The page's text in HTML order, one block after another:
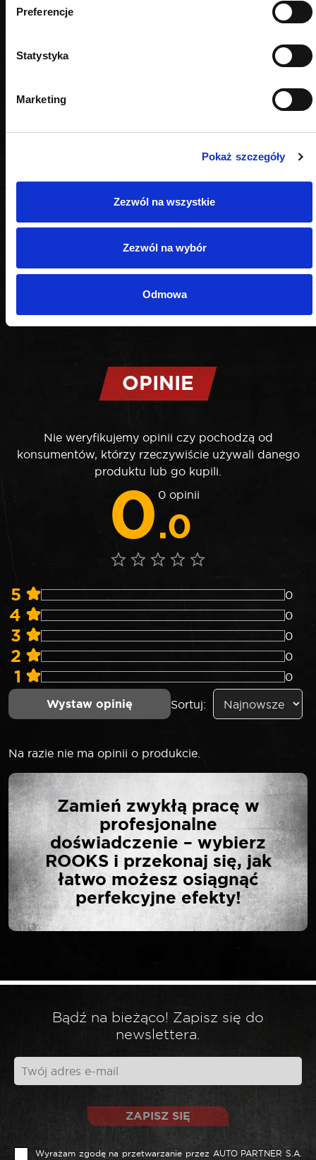
Preferencje
Statystyka
Marketing
Pokaż szczegóły
Zezwól na wszystkie
Zezwól na wybór
Odmowa
PODOBNE PRODUKTY
OPINIE
Nie weryfikujemy opinii czy pochodzą od
konsumentów, którzy rzeczywiście używali danego
produktu lub go kupili.
0.0
0 opinii
5 0
4 0
3 0
2 0
1 0
Wystaw opinię Sortuj:
Na razie nie ma opinii o produkcie.
NAPISZ PIERWSZĄ
OPINIĘ O „ROOKS BIT 10
MM 3/8″ RIBE M5 X 75
MM 73MOV5-2 (S2)”
Twój adres email nie zostanie opublikowany.
Wymagane pola są oznaczone
*
Twoja opinia*
Zamień zwykłą pracę w
profesjonalne
doświadczenie – wybierz
ROOKS i przekonaj się, jak
łatwo możesz osiągnąć
perfekcyjne efekty!
Bądź na bieżąco! Zapisz się do
newslettera.
ZAPISZ SIĘ
Wyrażam zgodę na przetwarzanie przez AUTO PARTNER S.A.